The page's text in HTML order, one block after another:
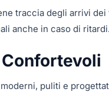
traccia degli arrivi dei
anche in caso di ritardi.
puliti e